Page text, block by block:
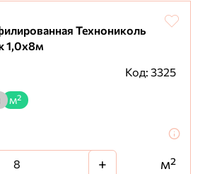
Технониколь
1,0х8м
Код: 3325
м²
+ м²